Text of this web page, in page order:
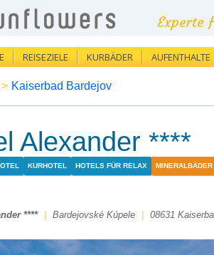
Experte
REISEZIELE KURBÄDER AUFENTHALTE
> Kaiserbad Bardejov
Alexander ****
KURHOTEL HOTELS FÜR RELAX MINERALBÄDER
**** Bardejovské Kúpele 08631